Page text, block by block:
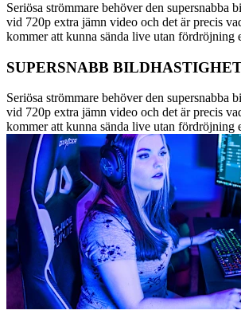
Seriösa strömmare behöver den supersnabba
vid 720p extra jämn video och det är precis
kommer att kunna sända live utan fördröjning
SUPERSNABB
Seriösa strömmare behöver den supersnabba
vid 720p extra jämn video och det är precis
kommer att kunna sända live utan fördröjning